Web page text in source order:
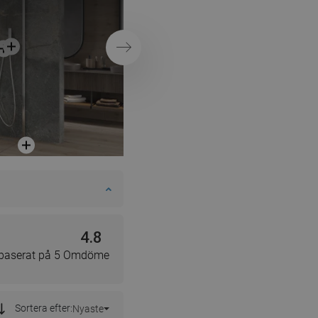
Nästa
4.8
på 5 Omdöme
Sortera efter:Nyaste